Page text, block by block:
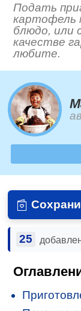
Подать
картофель
блюдо, или
качестве
любите.
25